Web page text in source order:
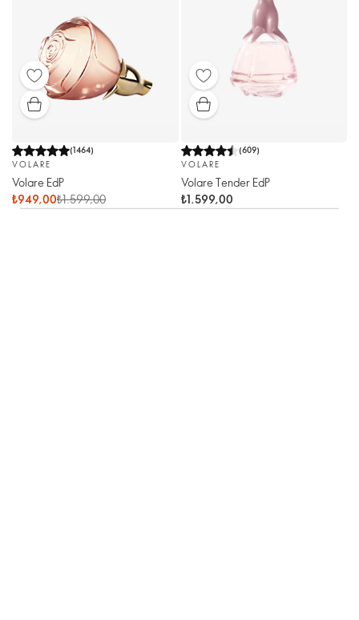
(1464)
VOLARE
Volare EdP
₺949,00₺1.599,00
(609)
VOLARE
Volare Tender EdP
₺1.599,00